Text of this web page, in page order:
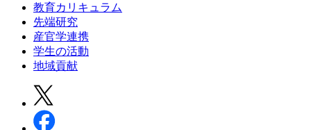
教育カリキュラム
先端研究
産官学連携
学生の活動
地域貢献